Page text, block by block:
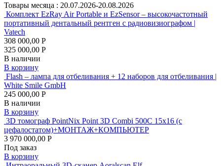
Товары месяца : 20.07.2026-20.08.2026
Комплект EzRay Air Portable и EzSensor – высокочастотный
портативный дентальный рентген с радиовизиографом |
Vatech
308 000,00 Р
325 000,00 Р
В наличии
В корзину
Flash – лампа для отбеливания + 12 наборов для отбеливания |
White Smile GmbH
245 000,00 Р
В наличии
В корзину
3D томограф PointNix Point 3D Combi 500C 15х16 (с
цефалостатом)+МОНТАЖ+КОМПЬЮТЕР
3 970 000,00 Р
Под заказ
В корзину